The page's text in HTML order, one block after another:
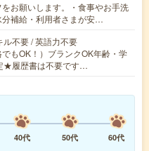
お願いします。・食事やお手洗
補給・利用者さまが安…
ル不要 / 英語力不要
もOK！）ブランクOK年齢・学
★履歴書は不要です…
40代 50代
60代